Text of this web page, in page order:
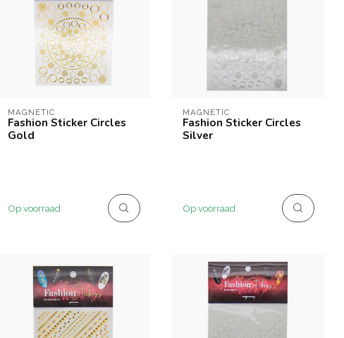
MAGNETIC
Fashion Sticker Circles
Gold
Op voorraad
MAGNETIC
Fashion Sticker Circles
Silver
Op voorraad